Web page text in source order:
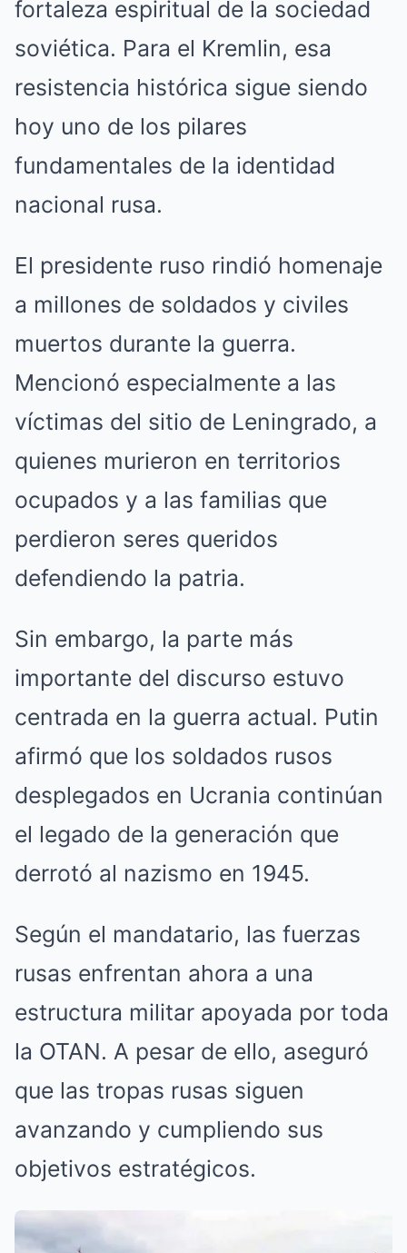
fortaleza espiritual de la sociedad
soviética. Para el Kremlin, esa
resistencia histórica sigue siendo
hoy uno de los pilares
fundamentales de la identidad
nacional rusa.
El presidente ruso rindió homenaje
a millones de soldados y civiles
muertos durante la guerra.
Mencionó especialmente a las
víctimas del sitio de Leningrado, a
quienes murieron en territorios
ocupados y a las familias que
perdieron seres queridos
defendiendo la patria.
Sin embargo, la parte más
importante del discurso estuvo
centrada en la guerra actual. Putin
afirmó que los soldados rusos
desplegados en Ucrania continúan
el legado de la generación que
derrotó al nazismo en 1945.
Según el mandatario, las fuerzas
rusas enfrentan ahora a una
estructura militar apoyada por toda
la OTAN. A pesar de ello, aseguró
que las tropas rusas siguen
avanzando y cumpliendo sus
objetivos estratégicos.